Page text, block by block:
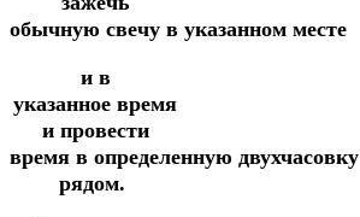
обычную свечу в указанном месте
и в
указанное время
и провести
время в определенную двухчасовку
рядом.